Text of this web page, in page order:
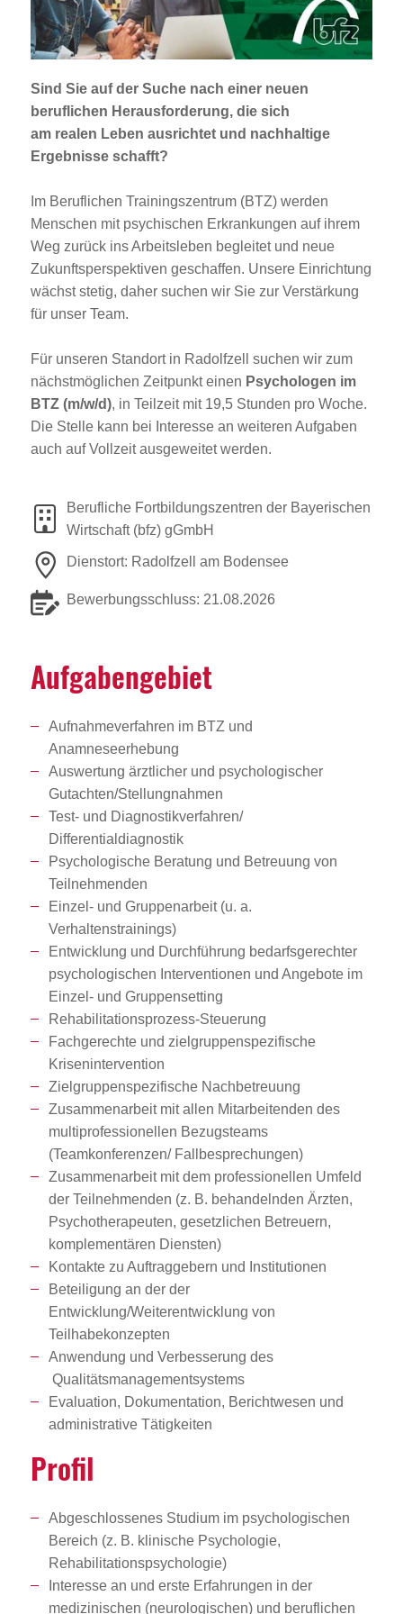
Jobportal
Presse und Medien
bbw e. V.
Presse
News Archiv
Sind Sie auf der Suche nach einer neuen
beruflichen Herausforderung, die sich
am realen Leben ausrichtet und nachhaltige
Ergebnisse schafft?
Im Beruflichen Trainingszentrum (BTZ) werden
Menschen mit psychischen Erkrankungen auf ihrem
Weg zurück ins Arbeitsleben begleitet und neue
Zukunftsperspektiven geschaffen. Unsere Einrichtung
wächst stetig, daher suchen wir Sie zur Verstärkung
für unser Team.
Für unseren Standort in Radolfzell suchen wir zum
nächstmöglichen Zeitpunkt einen Psychologen im
BTZ (m/w/d), in Teilzeit mit 19,5 Stunden pro Woche.
Die Stelle kann bei Interesse an weiteren Aufgaben
auch auf Vollzeit ausgeweitet werden.
Berufliche Fortbildungszentren der Bayerischen
Wirtschaft (bfz) gGmbH
Dienstort: Radolfzell am Bodensee
Bewerbungsschluss: 21.08.2026
Aufga­ben­ge­biet
Aufnahmeverfahren im BTZ und
Anamneseerhebung
Auswertung ärztlicher und psychologischer
Gutachten/Stellungnahmen
Test- und Diagnostikverfahren/
Differentialdiagnostik
Psychologische Beratung und Betreuung von
Teilnehmenden
Einzel- und Gruppenarbeit (u. a.
Verhaltenstrainings)
Entwicklung und Durchführung bedarfsgerechter
psychologischen Interventionen und Angebote im
Einzel- und Gruppensetting
Rehabilitationsprozess-Steuerung
Fachgerechte und zielgruppenspezifische
Krisenintervention
Zielgruppenspezifische Nachbetreuung
Zusammenarbeit mit allen Mitarbeitenden des
multiprofessionellen Bezugsteams
(Teamkonferenzen/ Fallbesprechungen)
Zusammenarbeit mit dem professionellen Umfeld
der Teilnehmenden (z. B. behandelnden Ärzten,
Psychotherapeuten, gesetzlichen Betreuern,
komplementären Diensten)
Kontakte zu Auftraggebern und Institutionen
Beteiligung an der der
Entwicklung/Weiterentwicklung von
Teilhabekonzepten
Anwendung und Verbesserung des
Qualitätsmanagementsystems
Evaluation, Dokumentation, Berichtwesen und
administrative Tätigkeiten
Profil
Abgeschlossenes Studium im psychologischen
Bereich (z. B. klinische Psychologie,
Rehabilitationspsychologie)
Interesse an und erste Erfahrungen in der
medizinischen (neurologischen) und beruflichen